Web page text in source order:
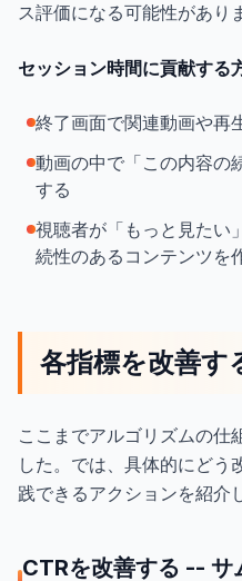
ス評価になる可能性があり
セッション時間に貢献する
終了画面で関連動画や再
動画の中で「この内容の
する
視聴者が「もっと見たい
続性のあるコンテンツを
各指標を改善す
ここまでアルゴリズムの仕
した。では、具体的にどう
践できるアクションを紹介
CTRを改善する -- サ